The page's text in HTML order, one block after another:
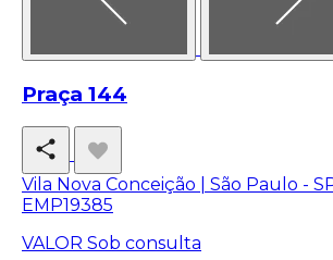
Praça 144
Vila Nova Conceição | São Paulo -
EMP19385
VALOR Sob consulta